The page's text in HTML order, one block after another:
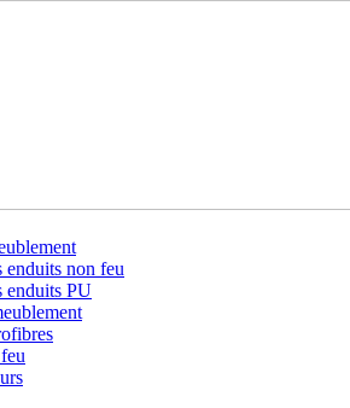
non feu
enduits PU